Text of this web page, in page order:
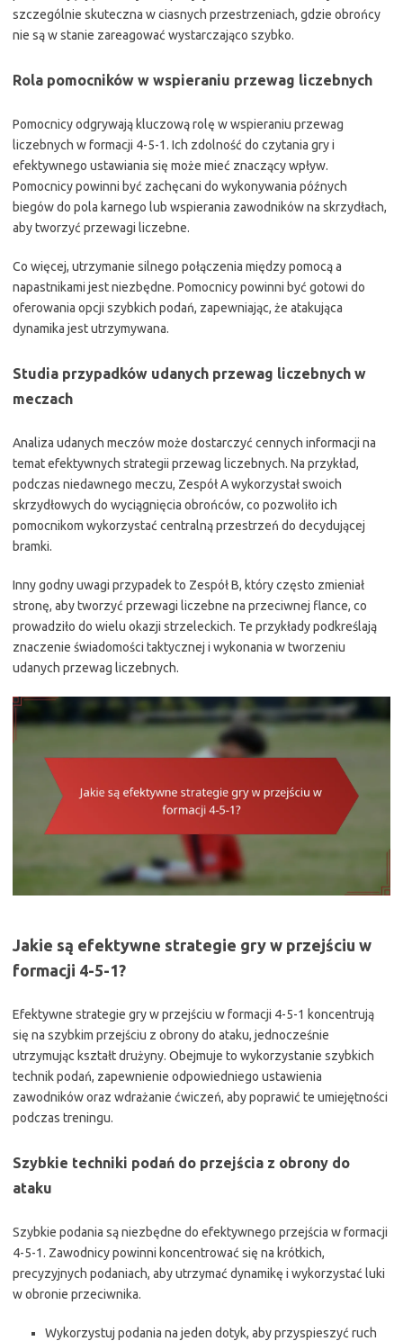
szczególnie skuteczna w ciasnych przestrzeniach, gdzie obrońcy
nie są w stanie zareagować wystarczająco szybko.
Rola pomocników w wspieraniu przewag liczebnych
Pomocnicy odgrywają kluczową rolę w wspieraniu przewag
liczebnych w formacji 4-5-1. Ich zdolność do czytania gry i
efektywnego ustawiania się może mieć znaczący wpływ.
Pomocnicy powinni być zachęcani do wykonywania późnych
biegów do pola karnego lub wspierania zawodników na skrzydłach,
aby tworzyć przewagi liczebne.
Co więcej, utrzymanie silnego połączenia między pomocą a
napastnikami jest niezbędne. Pomocnicy powinni być gotowi do
oferowania opcji szybkich podań, zapewniając, że atakująca
dynamika jest utrzymywana.
Studia przypadków udanych przewag liczebnych w
meczach
Analiza udanych meczów może dostarczyć cennych informacji na
temat efektywnych strategii przewag liczebnych. Na przykład,
podczas niedawnego meczu, Zespół A wykorzystał swoich
skrzydłowych do wyciągnięcia obrońców, co pozwoliło ich
pomocnikom wykorzystać centralną przestrzeń do decydującej
bramki.
Inny godny uwagi przypadek to Zespół B, który często zmieniał
stronę, aby tworzyć przewagi liczebne na przeciwnej flance, co
prowadziło do wielu okazji strzeleckich. Te przykłady podkreślają
znaczenie świadomości taktycznej i wykonania w tworzeniu
udanych przewag liczebnych.
Jakie są efektywne strategie gry w przejściu w
formacji 4-5-1?
Efektywne strategie gry w przejściu w formacji 4-5-1 koncentrują
się na szybkim przejściu z obrony do ataku, jednocześnie
utrzymując kształt drużyny. Obejmuje to wykorzystanie szybkich
technik podań, zapewnienie odpowiedniego ustawienia
zawodników oraz wdrażanie ćwiczeń, aby poprawić te umiejętności
podczas treningu.
Szybkie techniki podań do przejścia z obrony do
ataku
Szybkie podania są niezbędne do efektywnego przejścia w formacji
4-5-1. Zawodnicy powinni koncentrować się na krótkich,
precyzyjnych podaniach, aby utrzymać dynamikę i wykorzystać luki
w obronie przeciwnika.
Wykorzystuj podania na jeden dotyk, aby przyspieszyć ruch